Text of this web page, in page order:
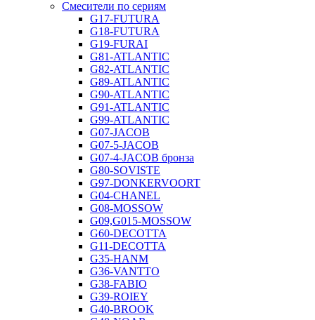
Смесители по сериям
G17-FUTURA
G18-FUTURA
G19-FURAI
G81-ATLANTIC
G82-ATLANTIC
G89-ATLANTIC
G90-ATLANTIC
G91-ATLANTIC
G99-ATLANTIC
G07-JACOB
G07-5-JACOB
G07-4-JACOB бронза
G80-SOVISTE
G97-DONKERVOORT
G04-CHANEL
G08-MOSSOW
G09,G015-MOSSOW
G60-DECOTTA
G11-DECOTTA
G35-HANM
G36-VANTTO
G38-FABIO
G39-ROIEY
G40-BROOK